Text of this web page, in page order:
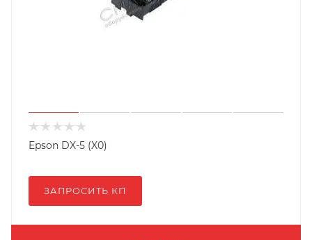
Epson DX-5 (X0)
ЗАПРОСИТЬ КП